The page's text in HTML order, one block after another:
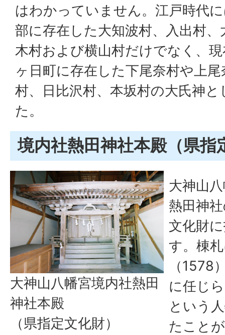
はわかっていません。江戸時代
部に存在した大知波村、入出村
木村および横山村だけでなく、
ヶ日町に存在した下尾奈村や上
村、日比沢村、本坂村の大氏神
た。
境内社熱田神社本殿（県指
大神山八幡宮境内社熱田
神社本殿
（県指定文化財）
大神山
熱田神
文化財
す。棟
（1578
に任じ
という
たこと